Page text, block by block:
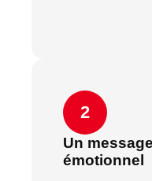
2
Un
émotionnel